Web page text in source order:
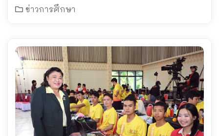
และสังคมศาสตร์
ข่าวการศึกษา